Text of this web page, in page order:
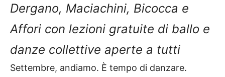
Dergano, Maciachini, Bicocca e
Affori con lezioni gratuite di ballo e
danze collettive aperte a tutti
Settembre, andiamo. È tempo di danzare.